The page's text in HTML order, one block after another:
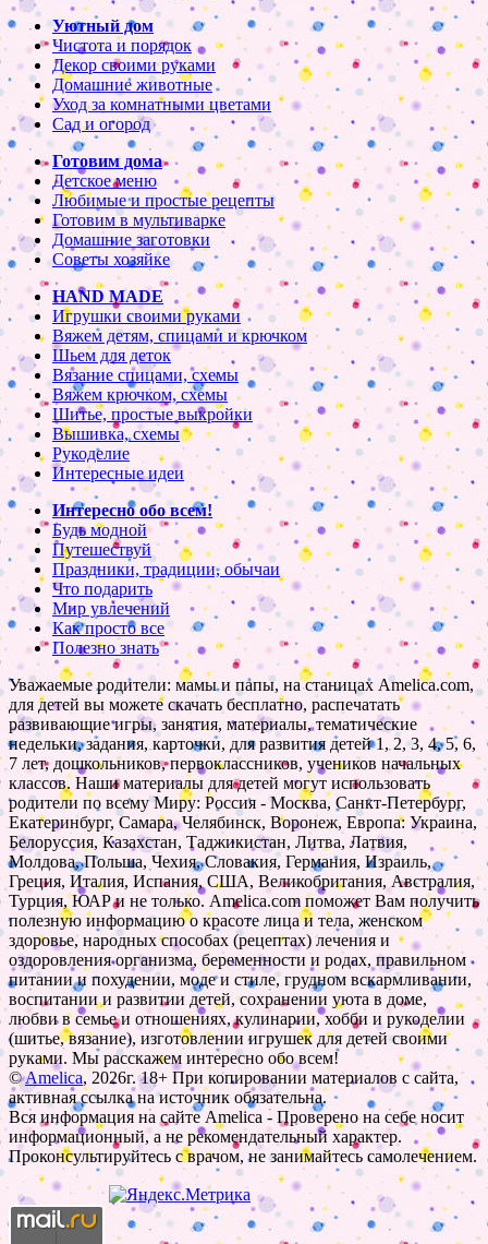
Уютный дом
Чистота и порядок
Декор своими руками
Домашние животные
Уход за комнатными цветами
Сад и огород
Готовим дома
Детское меню
Любимые и простые рецепты
Готовим в мультиварке
Домашние заготовки
Советы хозяйке
HAND MADE
Игрушки своими руками
Вяжем детям, спицами и крючком
Шьем для деток
Вязание спицами, схемы
Вяжем крючком, схемы
Шитье, простые выкройки
Вышивка, схемы
Рукоделие
Интересные идеи
Интересно обо всем!
Будь модной
Путешествуй
Праздники, традиции, обычаи
Что подарить
Мир увлечений
Как просто все
Полезно знать
Уважаемые родители: мамы и папы, на станицах Amelica.com,
для детей вы можете скачать бесплатно, распечатать
развивающие игры, занятия, материалы, тематические
недельки, задания, карточки, для развития детей 1, 2, 3, 4, 5, 6,
7 лет, дошкольников, первоклассников, учеников начальных
классов. Наши материалы для детей могут использовать
родители по всему Миру: Россия - Москва, Санкт-Петербург,
Екатеринбург, Самара, Челябинск, Воронеж, Европа: Украина,
Белоруссия, Казахстан, Таджикистан, Литва, Латвия,
Молдова, Польша, Чехия, Словакия, Германия, Израиль,
Греция, Италия, Испания, США, Великобритания, Австралия,
Турция, ЮАР и не только. Amelica.com поможет Вам получить
полезную информацию о красоте лица и тела, женском
здоровье, народных способах (рецептах) лечения и
оздоровления организма, беременности и родах, правильном
питании и похудении, моде и стиле, грудном вскармливании,
воспитании и развитии детей, сохранении уюта в доме,
любви в семье и отношениях, кулинарии, хобби и рукоделии
(шитье, вязание), изготовлении игрушек для детей своими
руками. Мы расскажем интересно обо всем!
©Amelica, 2026г. 18+ При копировании материалов с сайта,
активная ссылка на источник обязательна.
Вся информация на сайте Amelica - Проверено на себе носит
информационный, а не рекомендательный характер.
Проконсультируйтесь с врачом, не занимайтесь самолечением.